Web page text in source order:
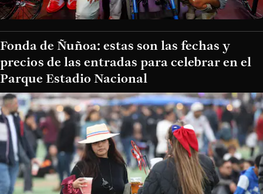
Fonda de Ñuñoa: estas son las fechas y
precios de las entradas para celebrar en el
Parque Estadio Nacional